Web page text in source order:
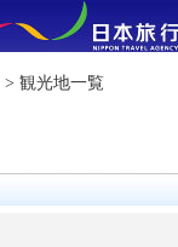
> 観光地一覧